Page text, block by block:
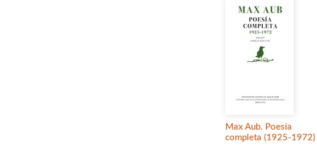
Max Aub. Poesía
completa (1925-1972)